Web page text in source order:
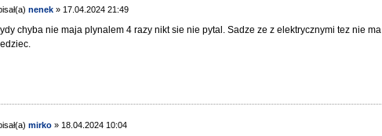
nenek » 17.04.2024 21:49
chyba nie maja plynalem 4 razy nikt sie nie pytal. Sadze ze z elektrycznymi tez nie
mirko » 18.04.2024 10:04